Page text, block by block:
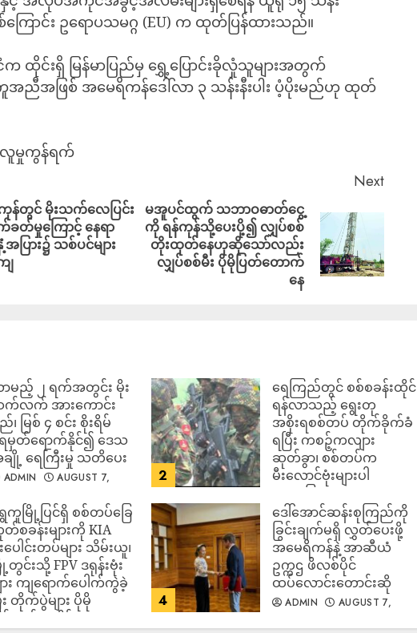
ြောင်း ဥရောပသမဂ္ဂ (EU) က ထုတ်ပြန်ထားသည်။
က ထိုင်းရှိ မြန်မာပြည်မှ ရွှေ့ပြောင်းခိုလှုံသူများအတွက်
ကူအညီအဖြစ် အမေရိကန်ဒေါ်လာ ၃ သန်းနီးပါး ပံ့ပိုးမည်ဟု ထုတ်
လူမှုကွန်ရက်
န်တွင် မိုးသက်လေပြင်း
တ်မှုကြောင့် နေရာ
ပြား၌ သစ်ပင်များ
ျ
Next
မအူပင်ထွက် သဘာဝဓာတ်ငွေ့
ကို ရန်ကုန်သို့ပေးပို့၍ လျှပ်စစ်
တိုးထုတ်နေဟုဆိုသော်လည်း
လျှပ်စစ်မီး ပိုမိုပြတ်တောက်
နေ
မည့် ၂ ရက်အတွင်း မိုး
လက် အားကောင်း
၊ မြစ် ၄ စင်း စိုးရိမ်
မှတ်ရောက်နိုင်၍ ဒေသ
ျို့ ရေကြီးမှု သတိပေး
ADMIN
AUGUST 7,
2
ရေကြည်တွင် စစ်စခန်းထိုင်
ရန်လာသည့် ရွေးတု
အစိုးရစစ်တပ် တိုက်ခိုက်ခံ
ရပြီး ကစဉ့်ကလျား
ဆုတ်ခွာ၊ စစ်တပ်က
မီးလောင်ဗုံးများပါ
အသုံးပြုလာ
ADMIN
AUGUST 7,
2026
ကူမြို့ပြင်ရှိ စစ်တပ်ခြေ
စခန်းများကို KIA
ပေါင်းတပ်များ သိမ်းယူ၊
တွင်းသို့ FPV ဒရုန်းဗုံး
ား ကျရောက်ပေါက်ကွဲခဲ့
း တိုက်ပွဲများ ပိုမို
င်းထန်လာနိုင်
4
ဒေါ်အောင်ဆန်းစုကြည်ကို
ခြွင်းချက်မရှိ လွှတ်ပေးဖို့
အမေရိကန်နဲ့ အာဆီယံ
ဥက္ကဌ ဖိလစ်ပိုင်
ထပ်လောင်းတောင်းဆို
ADMIN
AUGUST 7,